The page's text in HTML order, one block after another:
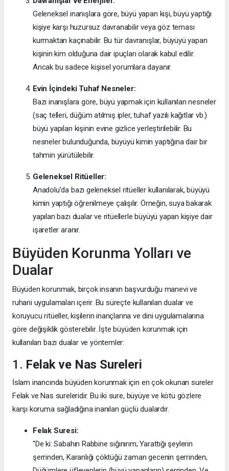
Geleneksel inanışlara göre, büyü yapan kişi, büyü yaptığı
kişiye karşı huzursuz davranabilir veya göz teması
kurmaktan kaçınabilir. Bu tür davranışlar, büyüyü yapan
kişinin kim olduğuna dair ipuçları olarak kabul edilir.
Ancak bu sadece kişisel yorumlara dayanır.
Evin İçindeki Tuhaf Nesneler:
Bazı inanışlara göre, büyü yapmak için kullanılan nesneler
(saç telleri, düğüm atılmış ipler, tuhaf yazılı kağıtlar vb.)
büyü yapılan kişinin evine gizlice yerleştirilebilir. Bu
nesneler bulunduğunda, büyüyü kimin yaptığına dair bir
tahmin yürütülebilir.
Geleneksel Ritüeller:
Anadolu’da bazı geleneksel ritüeller kullanılarak, büyüyü
kimin yaptığı öğrenilmeye çalışılır. Örneğin, suya bakarak
yapılan bazı dualar ve ritüellerle büyüyü yapan kişiye dair
işaretler aranır.
Büyüden Korunma Yolları ve
Dualar
Büyüden korunmak, birçok insanın başvurduğu manevi ve
ruhani uygulamaları içerir. Bu süreçte kullanılan dualar ve
koruyucu ritüeller, kişilerin inançlarına ve dini uygulamalarına
göre değişiklik gösterebilir. İşte büyüden korunmak için
kullanılan bazı dualar ve yöntemler:
1. Felak ve Nas Sureleri
İslam inancında büyüden korunmak için en çok okunan sureler
Felak ve Nas sureleridir. Bu iki sure, büyüye ve kötü gözlere
karşı koruma sağladığına inanılan güçlü dualardır.
Felak Suresi:
"De ki: Sabahın Rabbine sığınırım; Yarattığı şeylerin
şerrinden, Karanlığı çöktüğü zaman gecenin şerrinden,